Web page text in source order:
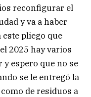
reconfigurar el
y va a haber
pliego que
2025 hay varios
espero que no se
se le entregó la
de residuos a